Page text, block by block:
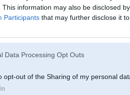
This information may also be disclosed
Participants that may further disclose it
Data Processing Opt Outs
opt-out of the Sharing of my personal
-----------------
Tikai R6, S54B32 + 2JZ-GE